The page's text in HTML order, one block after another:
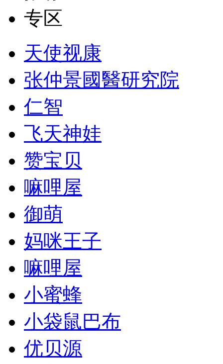
专区
天使视康
张仲景國醫研究院
仁智
飞天神娃
赞宝贝
嘛哩屋
御萌
妈咪王子
嘛哩屋
小蜜蜂
小袋鼠巴布
优贝源